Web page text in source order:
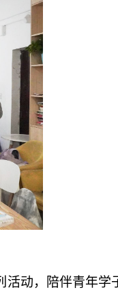
活动，陪伴青年学